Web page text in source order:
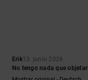
Erik13. junio 2026
No tengo nada que objetar